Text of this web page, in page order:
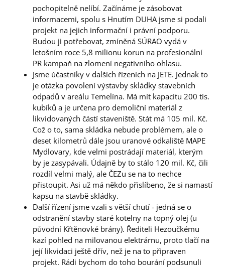
pochopitelně nelíbí. Začínáme je zásobovat
informacemi, spolu s Hnutím DUHA jsme si podali
projekt na jejich informační i právní podporu.
Budou ji potřebovat, zmíněná SÚRAO vydá v
letošním roce 5,8 milionu korun na profesionální
PR kampaň na zlomení negativního ohlasu.
Jsme účastníky v dalších řízeních na JETE. Jednak to
je otázka povolení výstavby skládky stavebních
odpadů v areálu Temelína. Má mít kapacitu 200 tis.
kubíků a je určena pro demoliční materiál z
likvidovaných částí staveniště. Stát má 105 mil. Kč.
Což o to, sama skládka nebude problémem, ale o
deset kilometrů dále jsou uranové odkaliště MAPE
Mydlovary, kde velmi postrádají materiál, kterým
by je zasypávali. Údajně by to stálo 120 mil. Kč, čili
rozdíl velmi malý, ale ČEZu se na to nechce
přistoupit. Asi už má někdo přislíbeno, že si namastí
kapsu na stavbě skládky.
Další řízení jsme vzali s větší chutí - jedná se o
odstranění stavby staré kotelny na topný olej (u
původní Křtěnovké brány). Řediteli Hezoučkému
kazí pohled na milovanou elektrárnu, proto tlačí na
její likvidaci ještě dřív, než je na to připraven
projekt. Rádi bychom do toho bourání podsunuli